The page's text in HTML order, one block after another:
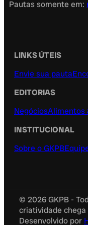
Pautas somente em:
LINKS ÚTEIS
Envie sua pauta
EDITORIAS
NegóciosAlimentos
INSTITUCIONAL
Sobre o GKPB
© 2026 GKPB -
criatividade chega
Desenvolvido por